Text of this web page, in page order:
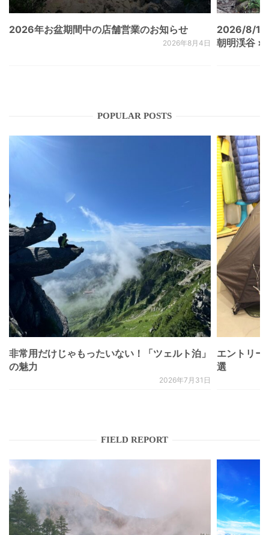
2026年お盆期間中の店舗営業のお知らせ
2026年8月4日
2026/8/
朝明渓谷 ×
POPULAR POSTS
非常用だけじゃもったいない！「ツェルト泊」
の魅力
2026年7月31日
エントリー
選
FIELD REPORT